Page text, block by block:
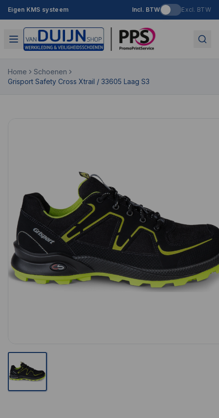
Eigen KMS systeem Incl. BTW Excl. BTW
Home
Schoenen
Grisport Safety Cross Xtrail / 33605 Laag S3